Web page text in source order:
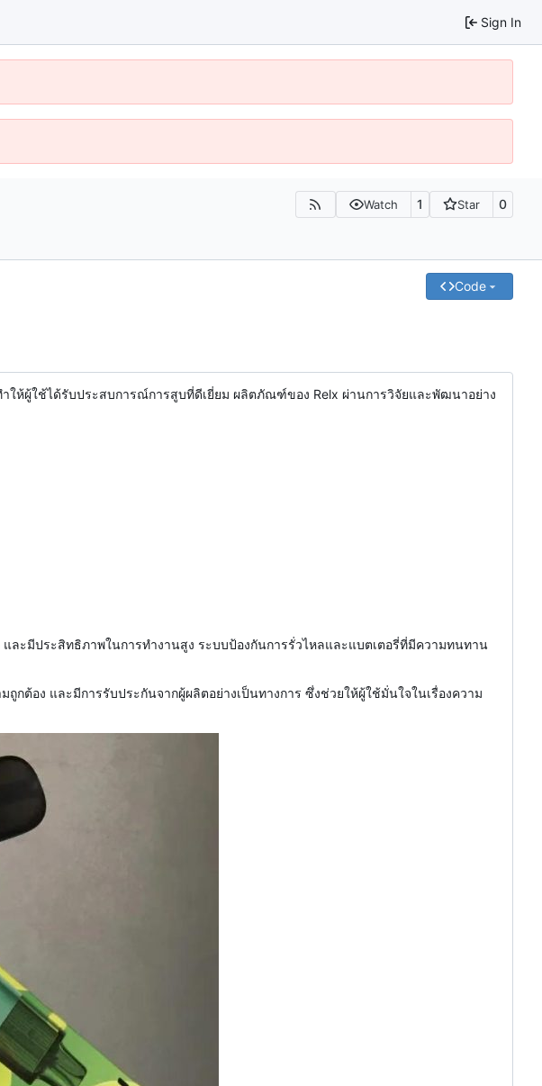
Sign In
Watch 1 Star 0
Code
ห้ผู้ใช้ได้รับประสบการณ์การสูบที่ดีเยี่ยม ผลิตภัณฑ์ของ Relx ผ่านการวิจัยและพัฒนาอย่าง
ะมีประสิทธิภาพในการทำงานสูง ระบบป้องกันการรั่วไหลและแบตเตอรี่ที่มีความทนทาน
ต้อง และมีการรับประกันจากผู้ผลิตอย่างเป็นทางการ ซึ่งช่วยให้ผู้ใช้มั่นใจในเรื่องความ